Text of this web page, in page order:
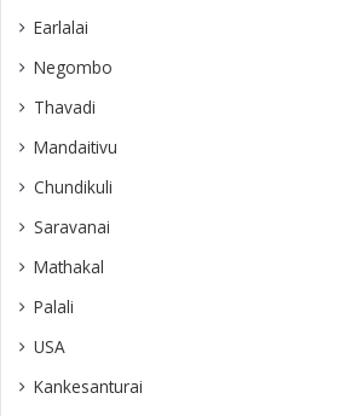
Earlalai
Negombo
Thavadi
Mandaitivu
Chundikuli
Saravanai
Mathakal
Palali
USA
Kankesanturai